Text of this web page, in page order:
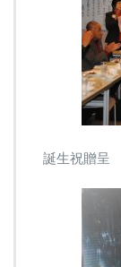
誕生祝贈呈